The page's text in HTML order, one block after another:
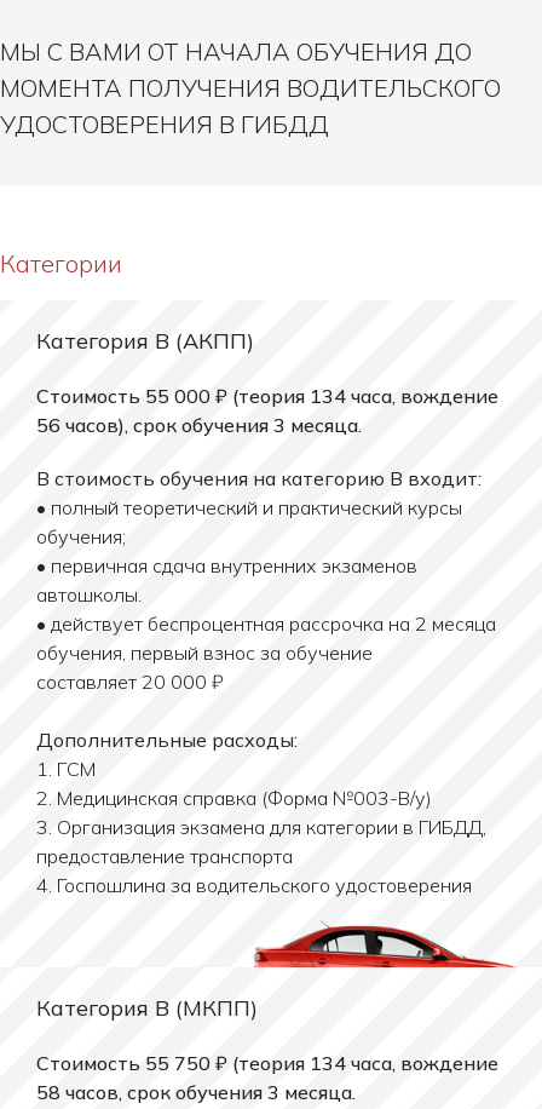
МЫ С ВАМИ ОТ НАЧАЛА ОБУЧЕНИЯ ДО
МОМЕНТА ПОЛУЧЕНИЯ ВОДИТЕЛЬСКОГО
УДОСТОВЕРЕНИЯ В ГИБДД
Категории
Категория B (АКПП)
Стоимость 55 000 ₽ (теория 134 часа, вождение
56 часов), срок обучения 3 месяца.
В стоимость обучения на категорию B входит:
• полный теоретический и практический курсы
обучения;
• первичная сдача внутренних экзаменов
автошколы.
• действует беспроцентная рассрочка на 2 месяца
обучения, первый взнос за обучение
составляет 20 000 ₽
Дополнительные расходы:
1. ГСМ
2. Медицинская справка (Форма №003-В/у)
3. Организация экзамена для категории в ГИБДД,
предоставление транспорта
4. Госпошлина за водительского удостоверения
Категория B (МКПП)
Стоимость 55 750 ₽ (теория 134 часа, вождение
58 часов, срок обучения 3 месяца.